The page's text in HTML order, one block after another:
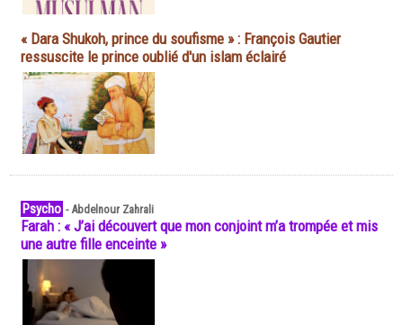
« Dara Shukoh, prince du soufisme » : François Gautier
ressuscite le prince oublié d'un islam éclairé
Psycho -Abdelnour Zahrali
Farah : « J’ai découvert que mon conjoint m’a trompée et mis
une autre fille enceinte »